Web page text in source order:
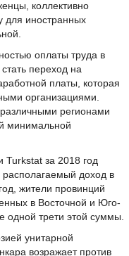
коллективно
для иностранных
оплаты труда в
переход на
платы, которая
организациями.
регионами
минимальной
Turkstat за 2018 год
располагаемый доход в
жители провинций
в Восточной и Юго-
одной трети этой суммы.
унитарной
возражает против